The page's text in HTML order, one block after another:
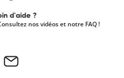
d'aide ?
nos vidéos et notre FAQ !